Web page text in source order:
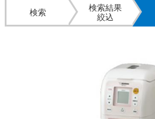
検索
検索結果
絞込